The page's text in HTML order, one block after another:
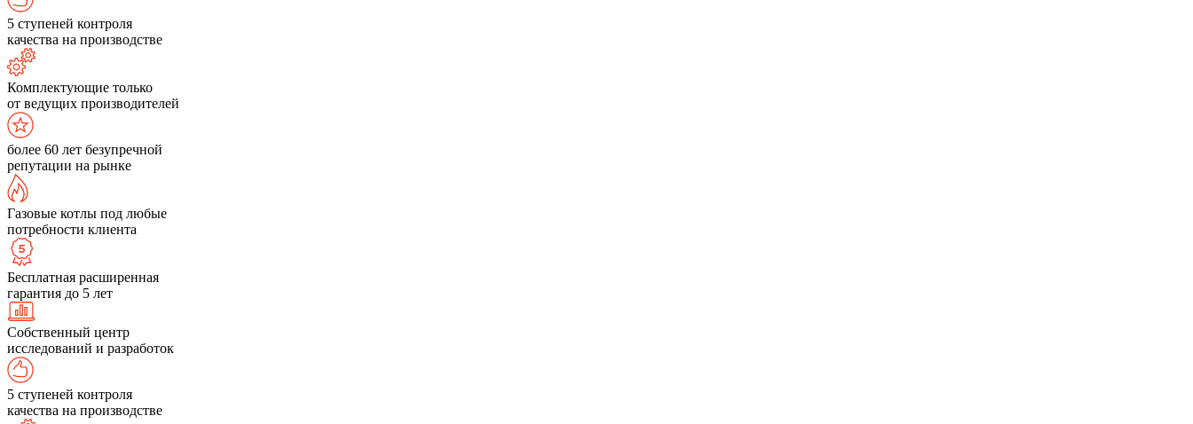
5 ступеней контроля
качества на производстве
Комплектующие только
от ведущих производителей
более 60 лет безупречной
репутации на рынке
Газовые котлы под любые
потребности клиента
Бесплатная расширенная
гарантия до 5 лет
Собственный центр
исследований и разработок
5 ступеней контроля
качества на производстве